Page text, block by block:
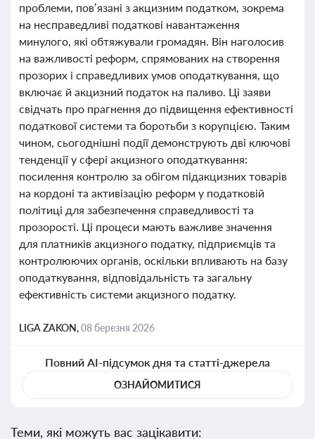
проблеми, пов’язані з акцизним податком, зокрема
на несправедливі податкові навантаження
минулого, які обтяжували громадян. Він наголосив
на важливості реформ, спрямованих на створення
прозорих і справедливих умов оподаткування, що
включає й акцизний податок на паливо. Ці заяви
свідчать про прагнення до підвищення ефективності
податкової системи та боротьби з корупцією. Таким
чином, сьогоднішні події демонструють дві ключові
тенденції у сфері акцизного оподаткування:
посилення контролю за обігом підакцизних товарів
на кордоні та активізацію реформ у податковій
політиці для забезпечення справедливості та
прозорості. Ці процеси мають важливе значення
для платників акцизного податку, підприємців та
контролюючих органів, оскільки впливають на базу
оподаткування, відповідальність та загальну
ефективність системи акцизного податку.
LIGA ZAKON,08 березня 2026
Повний AI-підсумок дня та статті-джерела
ОЗНАЙОМИТИСЯ
Теми, які можуть вас зацікавити: